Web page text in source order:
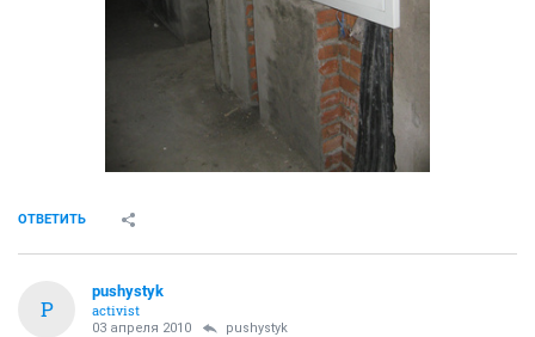
ОТВЕТИТЬ
P
pushystyk
activist
03 апреля 2010 pushystyk